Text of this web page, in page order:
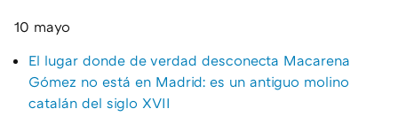
10 mayo
El lugar donde de verdad desconecta Macarena
Gómez no está en Madrid: es un antiguo molino
catalán del siglo XVII